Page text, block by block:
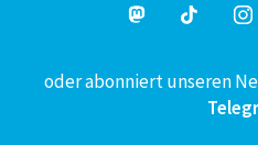
oder abonniert unseren